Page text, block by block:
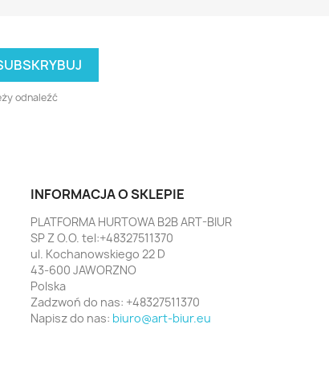
odnaleźć
INFORMACJA O SKLEPIE
PLATFORMA HURTOWA B2B ART-BIUR
SP Z O.O. tel:+48327511370
ul. Kochanowskiego 22 D
43-600 JAWORZNO
Polska
Zadzwoń do nas: +48327511370
Napisz do nas: biuro@art-biur.eu